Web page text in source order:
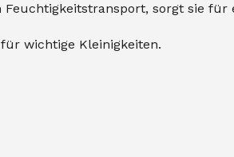
sorgt sie für
wichtige Kleinigkeiten.